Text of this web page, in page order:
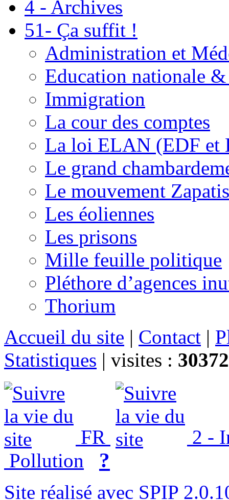
4 - Archives
51- Ça suffit !
Administration et
Education nationale
Immigration
La cour des comptes
La loi ELAN (EDF et
Le grand
Le mouvement
Les éoliennes
Les prisons
Mille feuille politique
Pléthore d’agences
Thorium
Accueil du site | Contact |
Statistiques | visites :
FR
2 -
Pollution
?
Site réalisé avec SPIP